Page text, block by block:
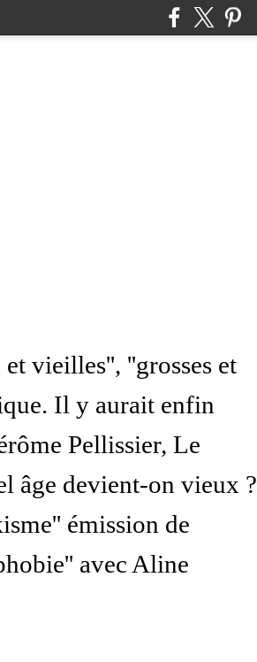
vieilles'', ''grosses et
Il y aurait enfin
Pellissier, Le
âge devient-on vieux ?
émission de
avec Aline